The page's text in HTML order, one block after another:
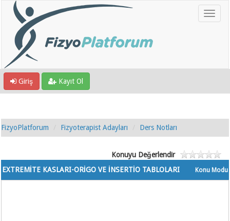
Giriş Kayıt Ol
FizyoPlatforum Fizyoterapist Adayları Ders Notları
Konuyu Değerlendir
Konu Modu
EXTREMİTE KASLARI-ORİGO VE İNSERTİO TABLOLARI